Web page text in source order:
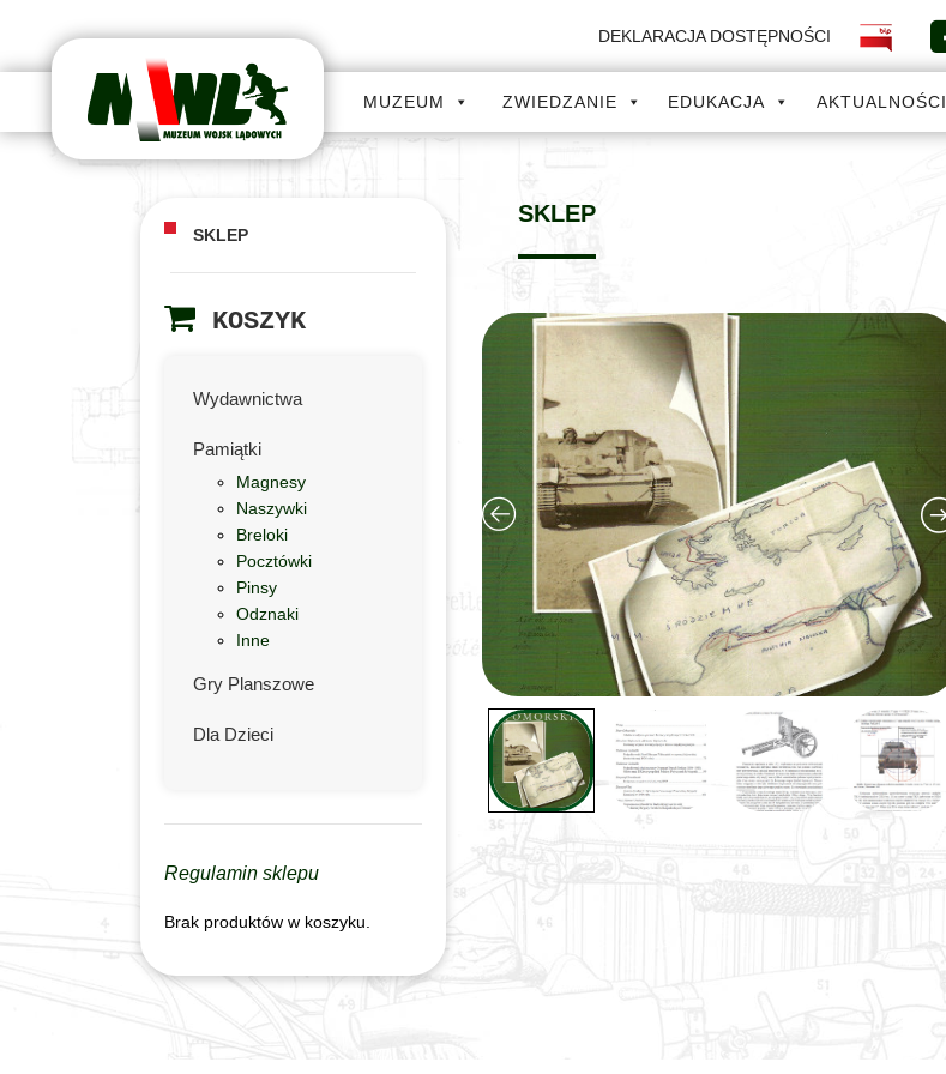
DEKLARACJA DOSTĘPNOŚCI
MUZEUM ZWIEDZANIE AKTUALNOŚCI
EDUKACJA
SKLEP
SKLEP
KOSZYK
Wydawnictwa
Pamiątki
Magnesy
Naszywki
Breloki
Pocztówki
Pinsy
Odznaki
Inne
Gry Planszowe
Dla Dzieci
Regulamin sklepu
Brak produktów w koszyku.